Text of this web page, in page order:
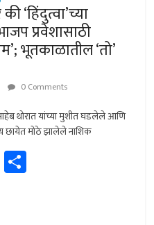
‘हिंदुत्वा’च्या
प्रवेशासाठी
भूतकाळातील ‘तो’
0 Comments
थोरात यांच्या मुशीत घडलेले आणि
छायेत मोठे झालेले नाशिक
G
m